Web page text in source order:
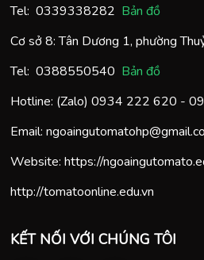
Tel: 0339338282 Bản đồ
Cơ sở 8: Tân Dương 1, phường
Tel: 0388550540 Bản đồ
Hotline: (Zalo) 0934 222 620 -
Email:
Website: https://
http://tomatoonline.edu.vn
KẾT NỐI VỚI CHÚNG TÔI